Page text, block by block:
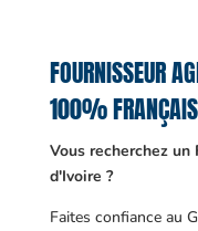
FOURNISSEUR
100% FRANÇAIS
Vous recherchez un
d'Ivoire ?
Faites confiance au